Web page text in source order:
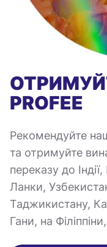
PROFEE
Рекомендуйте
та отримуйте
переказу до
Ланки,
Таджикистану,
Гани, на